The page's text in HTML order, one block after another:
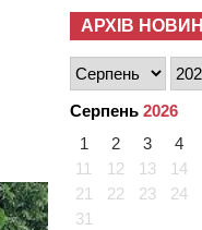
АРХІВ НОВИН
Серпень 2026
1
2 3 4
11
12 13 14
21
22 23 24
31